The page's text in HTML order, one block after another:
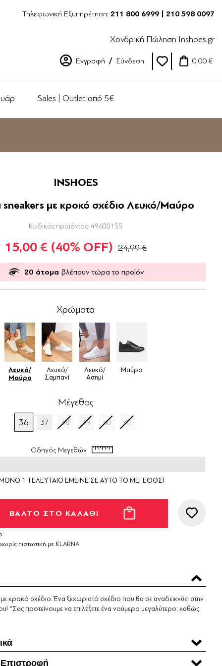
Τηλεφωνική Εξυπηρέτηση: 211 800 6999 | 210 598 0097
Χονδρική Πώληση Inshoes.gr
Εγγραφή Σύνδεση 0,00 €
Sales | Outlet από 5€
INSHOES
sneakers με κροκό σχέδιο Λευκό/Μαύρο
Κωδικός προϊόντος: 49600155
15,00 € (40% OFF) 24,99 €
20 άτομα βλέπουν τώρα το προϊόν
Χρώματα
Λευκό/
Μαύρο
Λευκό/
Σαμπανί
Λευκό/
Ασημί
Μαύρο
Μέγεθος
36 37 38 39 40 41
Οδηγός Μεγεθών
ΜΟΝΟ 1 ΤΕΛΕΥΤΑΙΟ ΕΜΕΙΝΕ ΣΕ ΑΥΤΟ ΤΟ ΜΕΓΕΘΟΣ!
πιστωτική με KLARNA
με κροκό σχέδιο. Ένα ξεχωριστό σχέδιο που θα σε αναδεικνύει στην
*Σας προτείνουμε να επιλέξετε ένα νούμερο μεγαλύτερο, καθώς